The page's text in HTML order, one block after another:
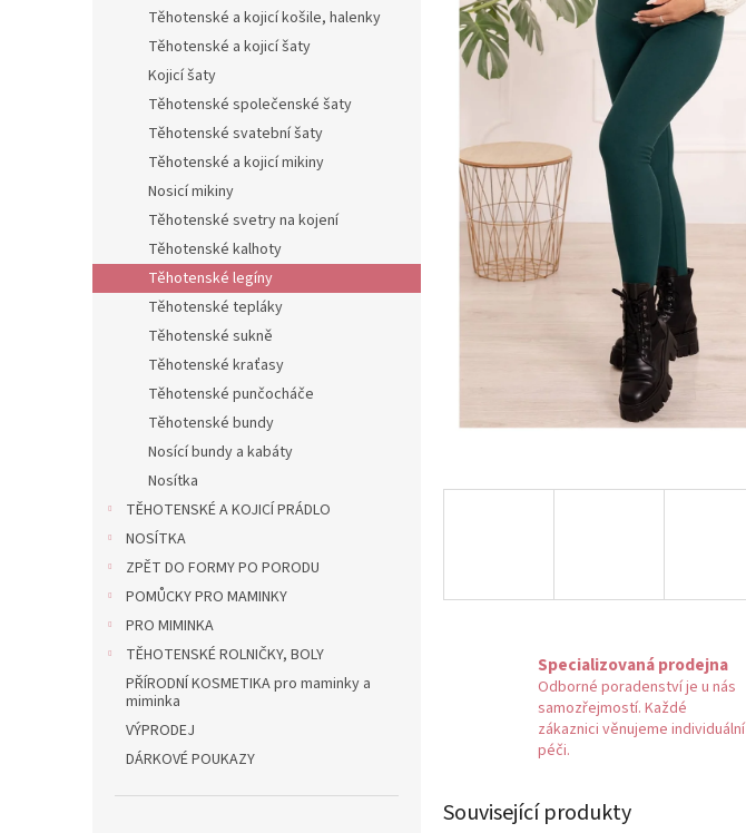
Těhotenské a kojicí košile, halenky
Těhotenské a kojicí šaty
Kojicí šaty
Těhotenské společenské šaty
Těhotenské svatební šaty
Těhotenské a kojicí mikiny
Nosicí mikiny
Těhotenské svetry na kojení
Těhotenské kalhoty
Těhotenské legíny
Těhotenské tepláky
Těhotenské sukně
Těhotenské kraťasy
Těhotenské punčocháče
Těhotenské bundy
Nosící bundy a kabáty
Nosítka
TĚHOTENSKÉ A KOJICÍ PRÁDLO
NOSÍTKA
ZPĚT DO FORMY PO PORODU
POMŮCKY PRO MAMINKY
PRO MIMINKA
TĚHOTENSKÉ ROLNIČKY, BOLY
PŘÍRODNÍ KOSMETIKA pro maminky a
miminka
VÝPRODEJ
DÁRKOVÉ POUKAZY
Specializovaná prodejna
Odborné poradenství je u nás
samozřejmostí. Každé
zákaznici věnujeme individuální
péči.
Související produkty